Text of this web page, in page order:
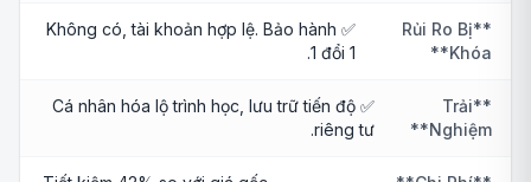
**Rủi Ro Bị
Khóa**
✅ Không có, tài khoản hợp lệ. Bảo hành
1 đổi 1.
**Trải
Nghiệm**
✅ Cá nhân hóa lộ trình học, lưu trữ tiến độ
riêng tư.